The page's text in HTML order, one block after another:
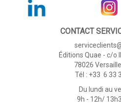
CONTACT
Éditions Quae - c/o
78026
Tél : +33 6 33
Du lundi au
9h - 12h/